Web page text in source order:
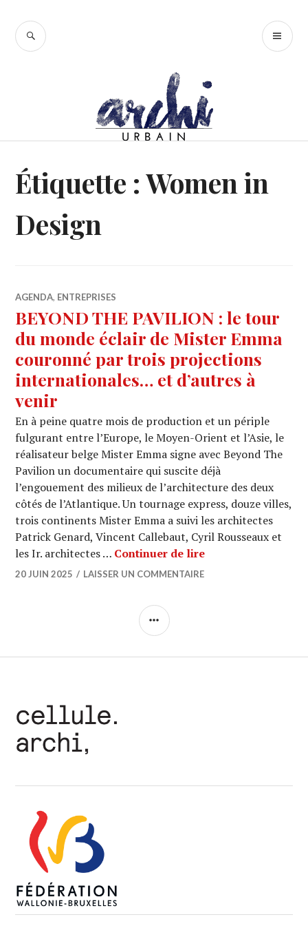
contenu
RECHERCHE
Étiquette :Women in
Design
AGENDA, ENTREPRISES
BEYOND THE PAVILION : le tour
du monde éclair de Mister Emma
couronné par trois projections
internationales… et d’autres à
venir
En à peine quatre mois de production et un périple
fulgurant entre l’Europe, le Moyen-Orient et l’Asie, le
réalisateur belge Mister Emma signe avec Beyond The
Pavilion un documentaire qui suscite déjà
l’engouement des milieux de l’architecture des deux
côtés de l’Atlantique. Un tournage express, douze villes,
trois continents Mister Emma a suivi les architectes
Patrick Genard, Vincent Callebaut, Cyril Rousseaux et
les Ir. architectes … Continuer de lireBEYOND THE
20 JUIN 2025 LAISSER UN COMMENTAIRE
COLONNE